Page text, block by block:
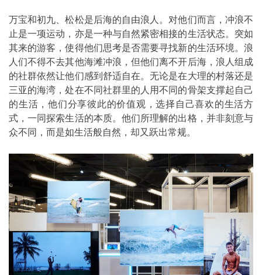
万宝和初九、松松是后海的自由浪人。对他们而言，冲浪不
止是一项运动，亦是一种与自然紧密相接的生活状态。突如
其来的游客，使得他们思考是否需要寻找新的生活环境。浪
人们不得不去其他海滩冲浪，但他们离不开后海，浪人组成
的社群依然让他们感到舒适自在。无论是在大理的村落还是
三亚的海湾，处在不同社群里的人用不同的骨架支撑起自己
的生活，他们分享彼此的价值观，选择自己喜欢的生活方
式，一同探索生活的本质。他们所理解的出格，并非刻意与
众不同，而是如生活般自然，却又跃出常规。